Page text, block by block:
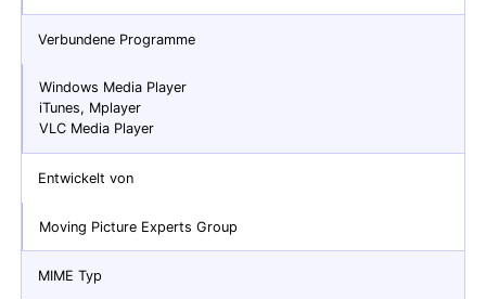
Verbundene Programme
Windows Media Player
iTunes, Mplayer
VLC Media Player
Entwickelt von
Moving Picture Experts Group
MIME Typ